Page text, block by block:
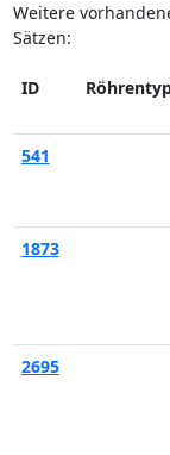
Weitere
Sätzen:
ID
541
1873
2695